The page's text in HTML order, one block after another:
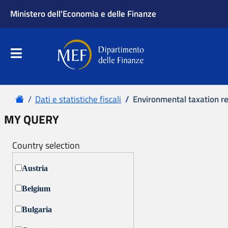
Ministero dell'Economia e delle Finanze
Apri menu principale
Dipartimento delle Finanze
Menu principale
HomeDati e statistiche fiscali Environmental taxation
MY QUERY
Country selection
Austria
Belgium
Bulgaria